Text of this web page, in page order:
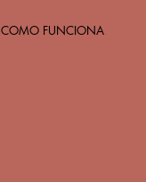
COMO FUNCIONA